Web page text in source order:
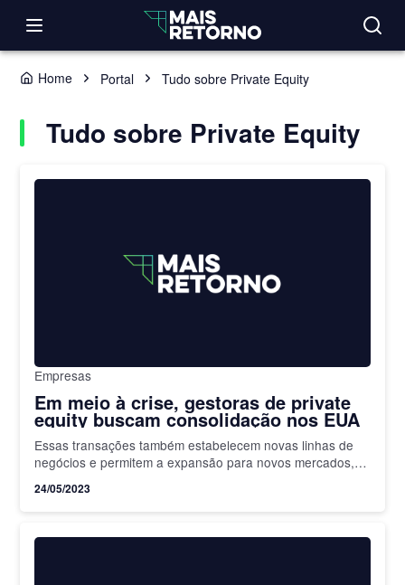
Home Portal Tudo sobre Private Equity
Tudo sobre Private Equity
Empresas
Em meio à crise, gestoras de private
equity buscam consolidação nos EUA
Essas transações também estabelecem novas linhas de
negócios e permitem a expansão para novos mercados,
24/05/2023